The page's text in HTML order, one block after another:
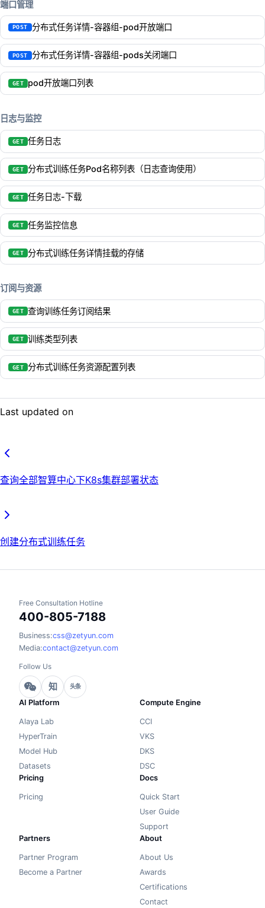
端口管理
POST 分布式任务详情-容器组-pod开放端口
POST 分布式任务详情-容器组-pods关闭端口
GET pod开放端口列表
日志与监控
GET 任务日志
GET 分布式训练任务Pod名称列表（日志查询使用）
GET 任务日志-下载
GET 任务监控信息
GET 分布式训练任务详情挂载的存储
订阅与资源
GET 查询训练任务订阅结果
GET 训练类型列表
GET 分布式训练任务资源配置列表
Last updated on
查询全部智算中心下K8s集群部署状态
创建分布式训练任务
Free Consultation Hotline
400-805-7188
Business:css@zetyun.com
Media:contact@zetyun.com
Follow Us
知 头条
AI Platform
Alaya Lab
HyperTrain
Model Hub
Datasets
Compute Engine
CCI
VKS
DKS
DSC
Pricing
Pricing
Docs
Quick Start
User Guide
Support
Partners
Partner Program
Become a Partner
About
About Us
Awards
Certifications
Contact